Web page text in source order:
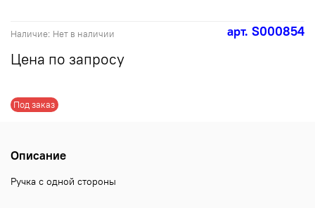
арт. S000854
Наличие: Нет в наличии
Под заказ
Цена по запросу
Описание
Ручка с одной стороны